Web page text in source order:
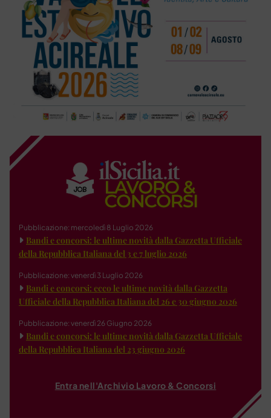
Pubblicazione: mercoledì 8 Luglio 2026
Bandi e concorsi: le ultime novità dalla Gazzetta Ufficiale
della Repubblica Italiana del 3 e 7 luglio 2026
Pubblicazione: venerdì 3 Luglio 2026
Bandi e concorsi: ecco le ultime novità dalla Gazzetta
Ufficiale della Repubblica Italiana del 26 e 30 giugno 2026
Pubblicazione: venerdì 26 Giugno 2026
Bandi e concorsi: le ultime novità dalla Gazzetta Ufficiale
della Repubblica Italiana del 23 giugno 2026
Entra nell'Archivio Lavoro & Concorsi